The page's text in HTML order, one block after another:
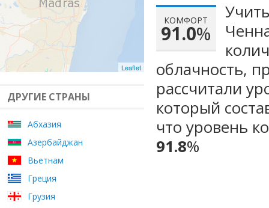
Leaflet
ДРУГИЕ СТРАНЫ
Абхазия
Азербайджан
Вьетнам
Греция
Грузия
КОМФОРТ
91.0%
облачность,
рассчитали
который
что уровень
91.8%